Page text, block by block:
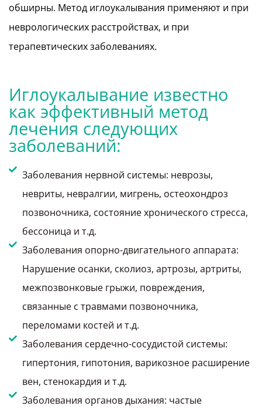
обширны. Метод иглоукалывания применяют и при
неврологических расстройствах, и при
терапевтических заболеваниях.
Иглоукалывание известно
как эффективный метод
лечения следующих
заболеваний:
Заболевания нервной системы: неврозы,
невриты, невралгии, мигрень, остеохондроз
позвоночника, состояние хронического стресса,
бессоница и т.д.
Заболевания опорно-двигательного аппарата:
Нарушение осанки, сколиоз, артрозы, артриты,
межпозвонковые грыжи, повреждения,
связанные с травмами позвоночника,
переломами костей и т.д.
Заболевания сердечно-сосудистой системы:
гипертония, гипотония, варикозное расширение
вен, стенокардия и т.д.
Заболевания органов дыхания: частые